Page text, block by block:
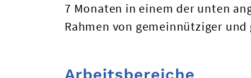
7 Monaten in einem der unten
Rahmen von gemeinnütziger
Arbeitsbereiche